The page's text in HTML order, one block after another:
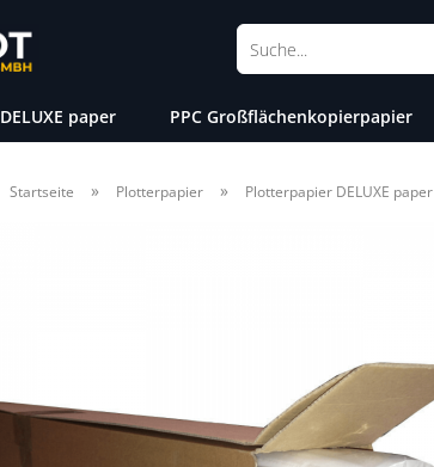
DELUXE paper PPC Großflächenkopierpapier
Startseite » Plotterpapier » Plotterpapier DELUXE paper